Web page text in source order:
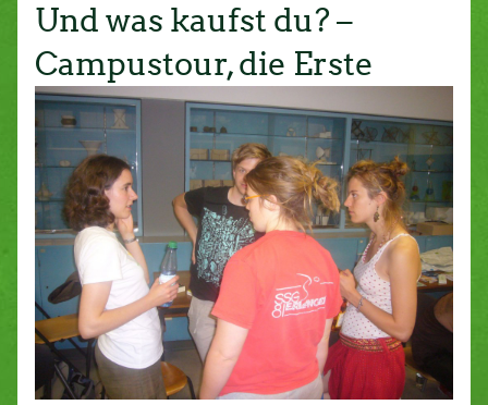
Und was kaufst du? –
Campustour, die Erste